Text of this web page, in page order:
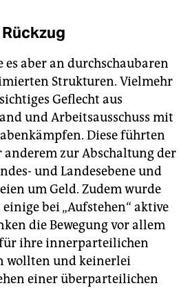
aber an durchschaubaren
Strukturen. Vielmehr
Geflecht aus
und Arbeitsausschuss mit
Diese führten
zur Abschaltung der
und Landesebene und
um Geld. Zudem wurde
bei „Aufstehen“ aktive
die Bewegung vor allem
für ihre innerparteilichen
wollten und keinerlei
einer überparteilichen